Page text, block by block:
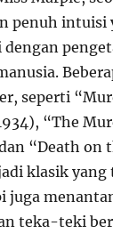
penuh intuisi
seperti
“The
“Death on
klasik yang
juga
teka-teki